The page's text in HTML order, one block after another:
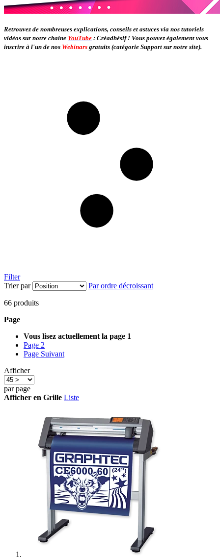
Retrouvez de nombreuses explications, conseils et astuces via nos tutoriels
vidéos sur notre chaine YouTube : Créadhésif ! Vous pouvez également vous
inscrire à l'un de nos Webinars gratuits (catégorie Support sur notre site).
Filter
Trier par
Par ordre décroissant
66 produits
Page
Vous lisez actuellement la page 1
Page 2
Page Suivant
Afficher
par page
Afficher en Grille Liste